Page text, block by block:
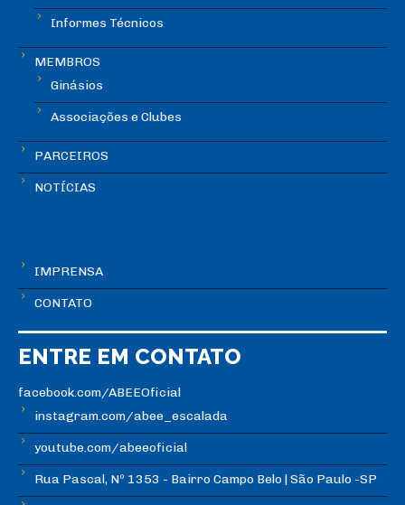
Informes Técnicos
MEMBROS
Ginásios
Associações e Clubes
PARCEIROS
NOTÍCIAS
IMPRENSA
CONTATO
ENTRE EM CONTATO
facebook.com/ABEEOficial
instagram.com/abee_escalada
youtube.com/abeeoficial
Rua Pascal, Nº 1353 - Bairro Campo Belo | São Paulo -SP